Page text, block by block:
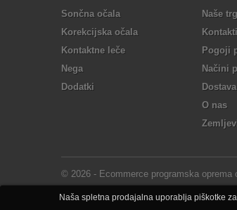
Naša spletna prodajalna uporablja piškotke
Sončna očala
Korekcijska očala
Kontaktne leče
Nega
Dodatki
Naše
Pogoji
Načini
O nas
© 2026 - Ecommerce programska